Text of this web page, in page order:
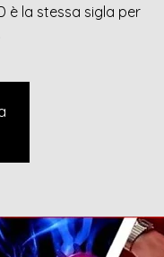
è la stessa sigla per